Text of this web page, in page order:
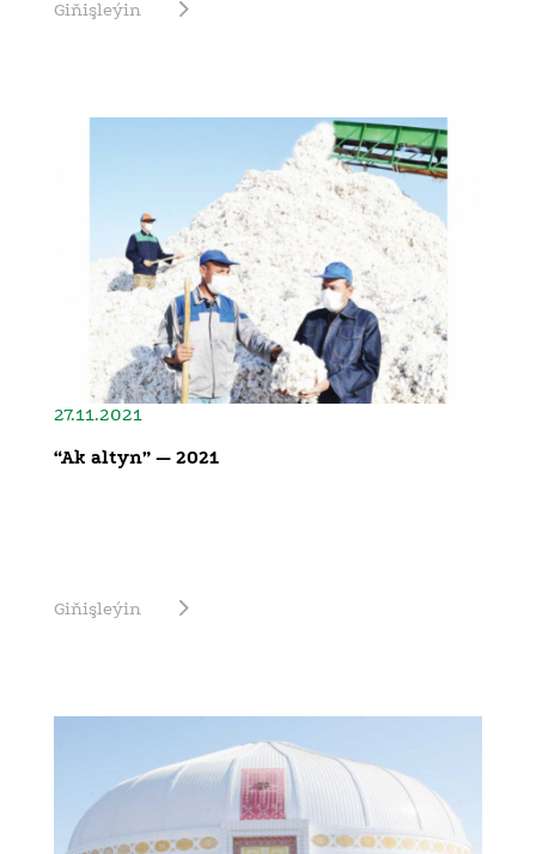
Giňişleýin
27.11.2021
“Ak altyn” — 2021
Giňişleýin